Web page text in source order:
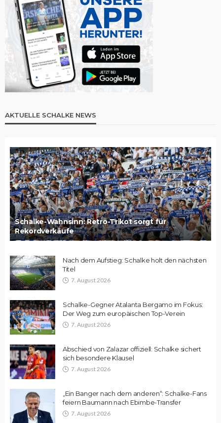
AKTUELLE SCHALKE NEWS
Schalke-Wahnsinn: Retro-Trikot sorgt für
Rekordverkäufe
Nach dem Aufstieg: Schalke holt den nächsten
Titel
7. August 2026
Schalke-Gegner Atalanta Bergamo im Fokus:
Der Weg zum europäischen Top-Verein
7. August 2026
Abschied von Zalazar offiziell: Schalke sichert
sich besondere Klausel
7. August 2026
„Ein Banger nach dem anderen“: Schalke-Fans
feiern Baumann nach Ebimbe-Transfer
7. August 2026